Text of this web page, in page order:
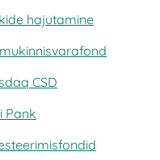
hajutamine
CSD
Pank